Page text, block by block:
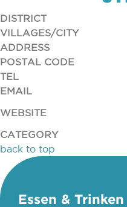
DISTRICT
VILLAGES/CITY
ADDRESS
POSTAL CODE
TEL
EMAIL
WEBSITE
CATEGORY
back to top
Essen & Trinken